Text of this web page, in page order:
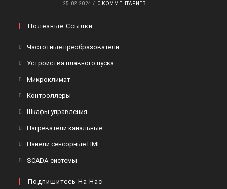
25.02.2024 / 0 КОММЕНТАРИЕВ
Полезные Ссылки
Частотные преобразователи
Устройства плавного пуска
МикроклиматОткроется
вкладке
Контроллеры
вкладке
Шкафы управления
вкладке
Нагреватели канальныеОткроется
Панели сенсорные HMI
вкладке
SCADA-системы
новой
Подпишитесь На Нас